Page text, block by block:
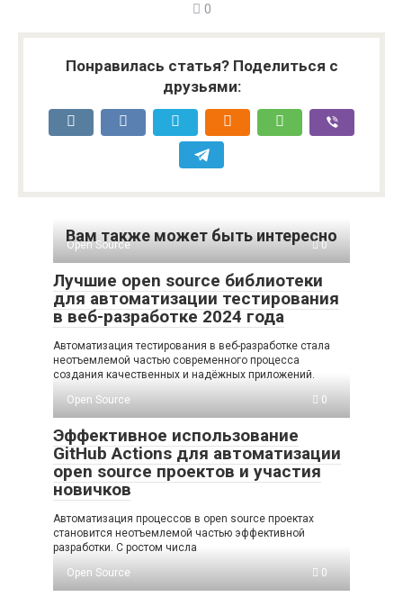
0
Понравилась статья? Поделиться с
друзьями:
Вам также может быть интересно
Open Source 0
Лучшие open source библиотеки
для автоматизации тестирования
в веб-разработке 2024 года
Автоматизация тестирования в веб-разработке стала
неотъемлемой частью современного процесса
создания качественных и надёжных приложений.
Open Source
0
Эффективное использование
GitHub Actions для автоматизации
open source проектов и участия
новичков
Автоматизация процессов в open source проектах
становится неотъемлемой частью эффективной
разработки. С ростом числа
Open Source
0